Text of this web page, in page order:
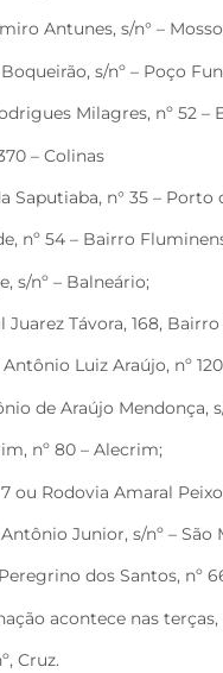
Antunes, s/n° –
s/nº – Poço
Milagres, nº 52 –
– Colinas
Saputiaba, n° 35 – Porto
nº 54 – Bairro
s/nº – Balneário;
Juarez Távora, 168,
Antônio Luiz Araújo, nº
de Araújo Mendonça,
nº 80 – Alecrim;
7 ou Rodovia Amaral
Junior, s/nº – São
dos Santos, nº
acontece nas
Cruz.